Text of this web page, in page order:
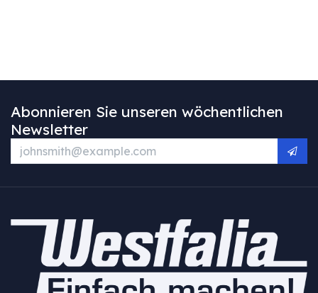
Abonnieren Sie unseren wöchentlichen
Newsletter